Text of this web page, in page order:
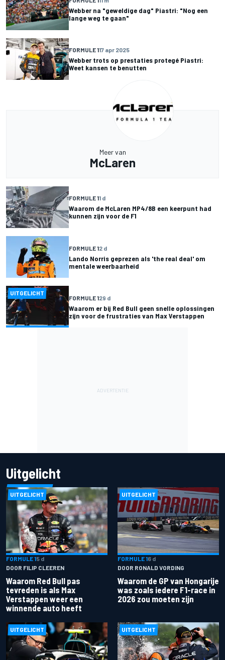
Webber na "geweldige dag" Piastri: "Nog een
lange weg te gaan"
FORMULE 117 apr 2025
Webber trots op prestaties protegé Piastri:
Weet kansen te benutten
Meer van
McLaren
FORMULE 11 d
Waarom de McLaren MP4/8B een keerpunt had
kunnen zijn voor de F1
FORMULE 12 d
Lando Norris geprezen als 'the real deal' om
mentale weerbaarheid
UITGELICHT
FORMULE 129 d
Waarom er bij Red Bull geen snelle oplossingen
zijn voor de frustraties van Max Verstappen
Uitgelicht
UITGELICHT
FORMULE 15 d
DOOR FILIP CLEEREN
Waarom Red Bull pas
tevreden is als Max
Verstappen weer een
winnende auto heeft
UITGELICHT
FORMULE 16 d
DOOR RONALD VORDING
Waarom de GP van Hongarije
was zoals iedere F1-race in
2026 zou moeten zijn
UITGELICHT UITGELICHT